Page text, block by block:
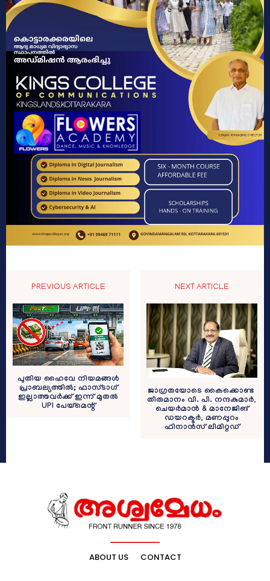
PREVIOUS ARTICLE
പുതിയ ഹൈവേ നിയമങ്ങൾ
പ്രാബല്യത്തിൽ; ഫാസ്ടാഗ്
ഇല്ലാത്തവർക്ക് ഇന്ന് മുതൽ
UPI പേയ്മെന്റ്
NEXT ARTICLE
ജാഗ്രതയോടെ കൈക്കൊണ്ട
തീരുമാനം വി. പി. നന്ദകുമാർ,
ചെയർമാൻ & മാനേജിങ്
ഡയറക്ടർ, മണപ്പുറം
ഫിനാൻസ് ലിമിറ്റഡ്
ABOUT US CONTACT